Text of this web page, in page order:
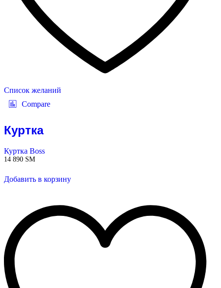
Список желаний
Compare
Куртка
Куртка Boss
14 890 ЅМ
Добавить в корзину